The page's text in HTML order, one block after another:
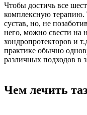
Чтобы достичь все
комплексную терапию.
сустав, но, не
него, можно свести на
хондропротекторов и
практике обычно
различных подходов в
Чем лечить